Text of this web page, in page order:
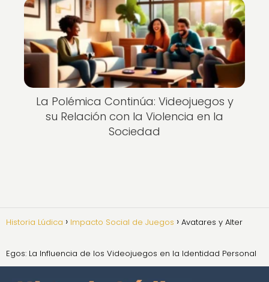
La Polémica Continúa: Videojuegos y
su Relación con la Violencia en la
Sociedad
Historia Lúdica Impacto Social de Juegos Avatares y Alter
Egos: La Influencia de los Videojuegos en la Identidad Personal